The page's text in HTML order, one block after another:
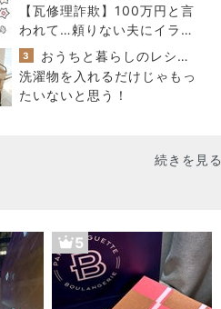
【瓦修理詐欺】100万円と言
われて…頼りない夫にイライ
ラした日
3
おうちと暮らしのレシピ 〜HOME&LIFE〜
洗濯物を入れるだけじゃもっ
たいないと思う！
続きを見る
5